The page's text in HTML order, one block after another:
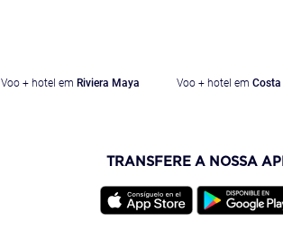
Voo + hotel em Riviera Maya Voo + hotel em
TRANSFERE A NOSSA